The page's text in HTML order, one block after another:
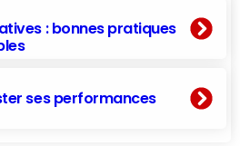
: bonnes pratiques
ses performances